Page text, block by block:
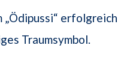
erfolgreich
Traumsymbol.